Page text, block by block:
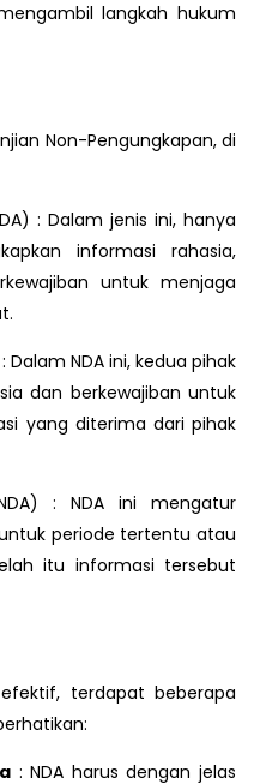
langkah hukum
Non-Pengungkapan, di
: Dalam jenis ini, hanya
informasi rahasia,
untuk menjaga
Dalam NDA ini, kedua pihak
dan berkewajiban untuk
yang diterima dari pihak
: NDA ini mengatur
periode tertentu atau
itu informasi tersebut
terdapat beberapa
: NDA harus dengan jelas